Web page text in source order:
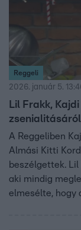
Reggeli
2026. január 5.
Lil Frakk,
A Reggeliben
Almási Kitti
beszélgettek.
aki mindig
elmesélte, hogy